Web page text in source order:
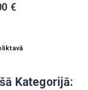
€
Kategorijā: